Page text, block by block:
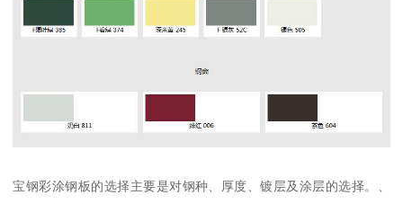
宝钢彩涂钢板的选择主要是对钢种、厚度、镀层及涂层的选择。、